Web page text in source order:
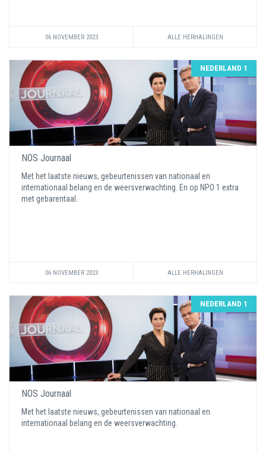
06 NOVEMBER 2023 ALLE HERHALINGEN
NEDERLAND 1
NOS Journaal
Met het laatste nieuws, gebeurtenissen van nationaal en
internationaal belang en de weersverwachting. En op NPO 1 extra
met gebarentaal.
06 NOVEMBER 2023 ALLE HERHALINGEN
NEDERLAND 1
NOS Journaal
Met het laatste nieuws, gebeurtenissen van nationaal en
internationaal belang en de weersverwachting.